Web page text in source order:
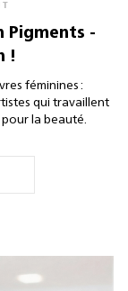
Pigments -
!
féminines :
qui travaillent
la beauté.